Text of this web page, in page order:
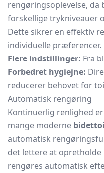
rengøringsoplevelse,
forskellige trykniveauer
Dette sikrer en effektiv
individuelle præferencer.
Flere indstillinger: Fra
Forbedret hygiejne:
reducerer behovet for
Automatisk rengøring
Kontinuerlig renlighed
mange moderne
automatisk
det lettere at opretholde
rengøres automatisk